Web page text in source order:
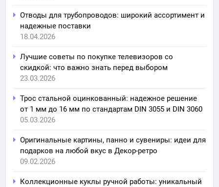
Отводы для трубопроводов: широкий ассортимент и
надежные поставки
18.04.2026
Лучшие советы по покупке телевизоров со
скидкой: что важно знать перед выбором
23.03.2026
Трос стальной оцинкованный: надежное решение
от 1 мм до 16 мм по стандартам DIN 3055 и DIN 3060
05.03.2026
Оригинальные картины, панно и сувениры: идеи для
подарков на любой вкус в Декор-ретро
09.02.2026
Коллекционные куклы ручной работы: уникальный